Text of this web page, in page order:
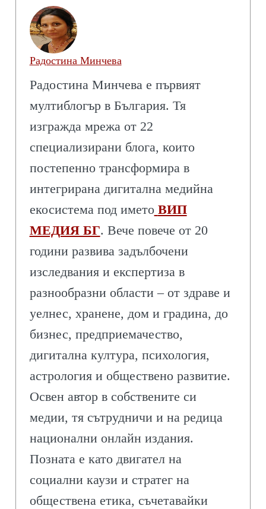
Радостина Минчева
Радостина Минчева е първият
мултиблогър в България. Тя
изгражда мрежа от 22
специализирани блога, които
постепенно трансформира в
интегрирана дигитална медийна
екосистема под името ВИП
МЕДИЯ БГ. Вече повече от 20
години развива задълбочени
изследвания и експертиза в
разнообразни области – от здраве и
уелнес, хранене, дом и градина, до
бизнес, предприемачество,
дигитална култура, психология,
астрология и обществено развитие.
Освен автор в собствените си
медии, тя сътрудничи и на редица
национални онлайн издания.
Позната е като двигател на
социални каузи и стратег на
обществена етика, съчетавайки